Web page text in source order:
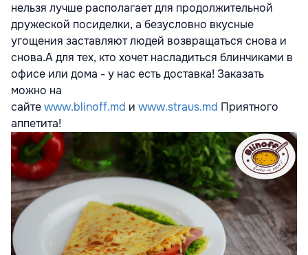
нельзя лучше располагает для продолжительной
дружеской посиделки, а безусловно вкусные
угощения заставляют людей возвращаться снова и
снова.А для тех, кто хочет насладиться блинчиками в
офисе или дома - у нас есть доставка! Заказать
можно на
сайтеwww.blinoff.md и www.straus.md Приятного
аппетита!